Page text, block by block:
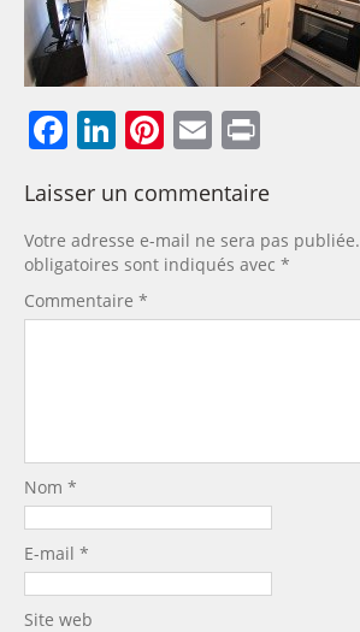
Facebook
LinkedIn
Pinterest
Email
Laisser un commentaire
Votre adresse e-mail ne sera pas publiée.
obligatoires sont indiqués avec *
Commentaire *
Nom *
E-mail *
Site web